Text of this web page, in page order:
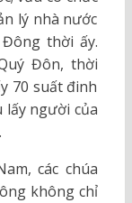
lý nhà nước
thời ấy.
Đôn, thời
70 suất đinh
lấy người của
các chúa
không chỉ